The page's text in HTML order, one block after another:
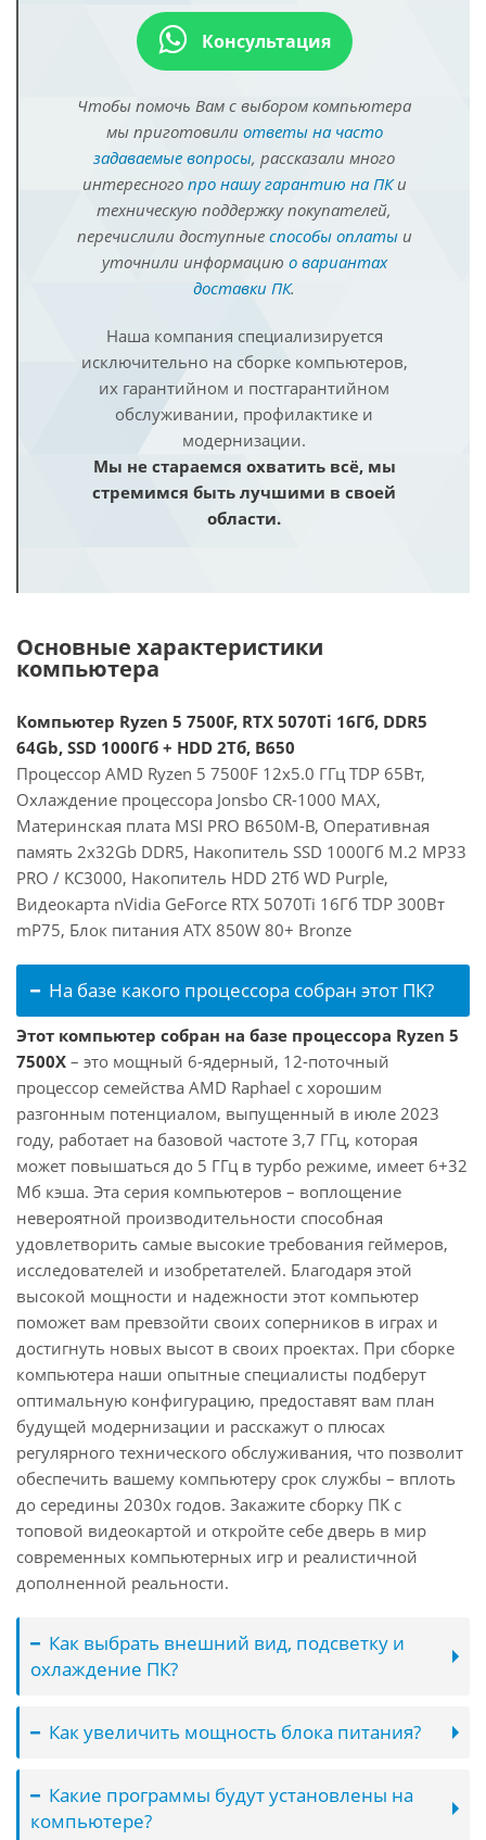
Консультация
Чтобы помочь Вам с выбором компьютера
мы приготовили ответы на часто
задаваемые вопросы, рассказали много
интересного про нашу гарантию на ПКи
техническую поддержку покупателей,
перечислили доступные способы оплатыи
уточнили информацию о вариантах
доставки ПК.
Наша компания специализируется
исключительно на сборке компьютеров,
их гарантийном и постгарантийном
обслуживании, профилактике и
модернизации.
Мы не стараемся охватить всё, мы
стремимся быть лучшими в своей
области.
Основные характеристики
компьютера
Компьютер Ryzen 5 7500F, RTX 5070Ti 16Гб, DDR5
64Gb, SSD 1000Гб + HDD 2Тб, B650
Процессор AMD Ryzen 5 7500F 12x5.0 ГГц TDP 65Вт,
Охлаждение процессора Jonsbo CR-1000 MAX,
Материнская плата MSI PRO B650M-B, Оперативная
память 2x32Gb DDR5, Накопитель SSD 1000Гб M.2 MP33
PRO / KC3000, Накопитель HDD 2Тб WD Purple,
Видеокарта nVidia GeForce RTX 5070Ti 16Гб TDP 300Вт
mP75, Блок питания ATX 850W 80+ Bronze
На базе какого процессора собран этот ПК?
Этот компьютер собран на базе процессора Ryzen 5
7500X – это мощный 6-ядерный, 12-поточный
процессор семейства AMD Raphael с хорошим
разгонным потенциалом, выпущенный в июле 2023
году, работает на базовой частоте 3,7 ГГц, которая
может повышаться до 5 ГГц в турбо режиме, имеет 6+32
Мб кэша. Эта серия компьютеров – воплощение
невероятной производительности способная
удовлетворить самые высокие требования геймеров,
исследователей и изобретателей. Благодаря этой
высокой мощности и надежности этот компьютер
поможет вам превзойти своих соперников в играх и
достигнуть новых высот в своих проектах. При сборке
компьютера наши опытные специалисты подберут
оптимальную конфигурацию, предоставят вам план
будущей модернизации и расскажут о плюсах
регулярного технического обслуживания, что позволит
обеспечить вашему компьютеру срок службы – вплоть
до середины 2030х годов. Закажите сборку ПК с
топовой видеокартой и откройте себе дверь в мир
современных компьютерных игр и реалистичной
дополненной реальности.
Как выбрать внешний вид, подсветку и
охлаждение ПК?
Как увеличить мощность блока питания?
Какие программы будут установлены на
компьютере?